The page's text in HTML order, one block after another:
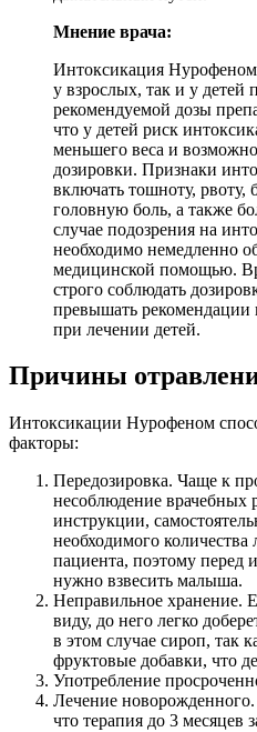
Мнение врача:
Интоксикация
у взрослых, так и у
рекомендуемой дозы
что у детей риск
меньшего веса и
дозировки. Признаки
включать тошноту, рвоту,
головную боль, а также
случае подозрения на
необходимо немедленно
медицинской помощью.
строго соблюдать
превышать рекомендации
при лечении детей.
Причины
Интоксикации Нурофеном
факторы:
Передозировка. Чаще к
несоблюдение врачебных
инструкции,
необходимого
пациента, поэтому перед
нужно взвесить малыша.
Неправильное хранение.
виду, до него легко
в этом случае сироп, так
фруктовые добавки, что
Употребление
Лечение новорожденного.
что терапия до 3 месяцев